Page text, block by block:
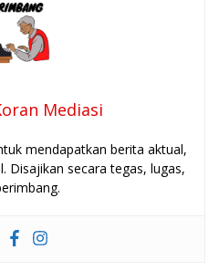
Mediasi
mendapatkan berita aktual,
Disajikan secara tegas, lugas,